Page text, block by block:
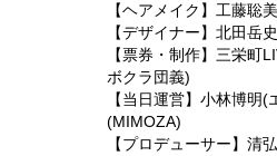
【ヘアメイク】工藤聡美
【デザイナー】北田岳史
【票券・制作】三栄町
ボクラ団義)
【当日運営】小林博明
(MIMOZA)
【プロデューサー】清